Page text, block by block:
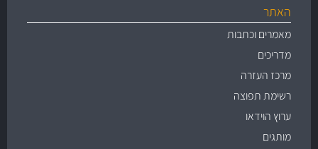
האתר
מאמרים וכתבות
מדריכים
מרכז העזרה
רשימת תפוצה
ערוץ הוידאו
מותגים